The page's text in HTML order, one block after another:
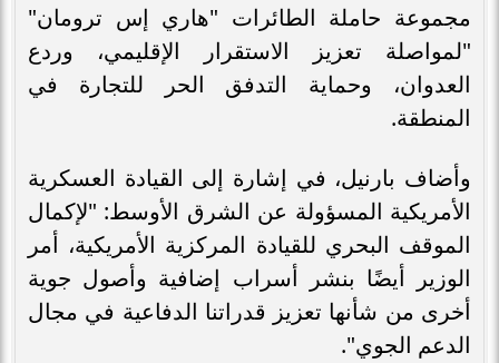
مجموعة حاملة الطائرات "هاري إس ترومان"
"لمواصلة تعزيز الاستقرار الإقليمي، وردع
العدوان، وحماية التدفق الحر للتجارة في
المنطقة.
وأضاف بارنيل، في إشارة إلى القيادة العسكرية
الأمريكية المسؤولة عن الشرق الأوسط: "لإكمال
الموقف البحري للقيادة المركزية الأمريكية، أمر
الوزير أيضًا بنشر أسراب إضافية وأصول جوية
أخرى من شأنها تعزيز قدراتنا الدفاعية في مجال
الدعم الجوي".